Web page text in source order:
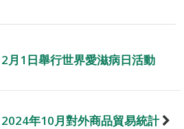
月1日舉行世界愛滋病日活動
2024年10月對外商品貿易統計